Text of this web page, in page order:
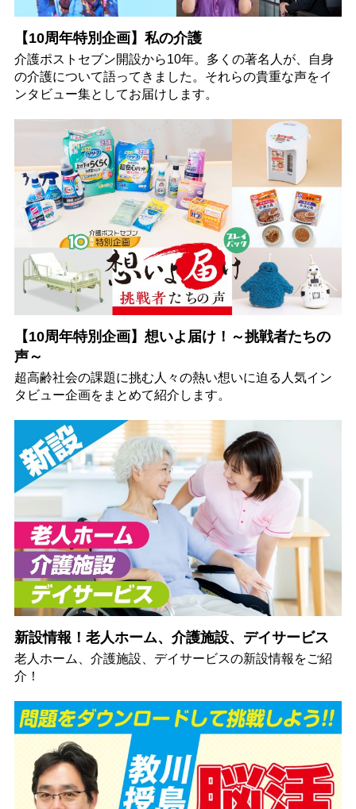
【10周年特別企画】私の介護
介護ポストセブン開設から10年。多くの著名人が、自身
の介護について語ってきました。それらの貴重な声をイ
ンタビュー集としてお届けします。
【10周年特別企画】想いよ届け！～挑戦者たちの
声～
超高齢社会の課題に挑む人々の熱い想いに迫る人気イン
タビュー企画をまとめて紹介します。
新設情報！老人ホーム、介護施設、デイサービス
老人ホーム、介護施設、デイサービスの新設情報をご紹
介！